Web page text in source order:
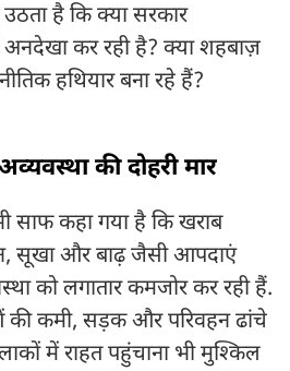
है कि क्या सरकार
अनदेखा कर रही है? क्या शहबाज़
हथियार बना रहे हैं?
की दोहरी मार
साफ कहा गया है कि खराब
सूखा और बाढ़ जैसी आपदाएं
को लगातार कमजोर कर रही हैं.
की कमी, सड़क और परिवहन ढांचे
में राहत पहुंचाना भी मुश्किल